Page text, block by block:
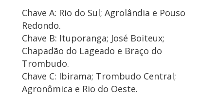
Chave A: Rio do Sul; Agrolândia e Pouso
Redondo.
Chave B: Ituporanga; José Boiteux;
Chapadão do Lageado e Braço do
Trombudo.
Chave C: Ibirama; Trombudo Central;
Agronômica e Rio do Oeste.